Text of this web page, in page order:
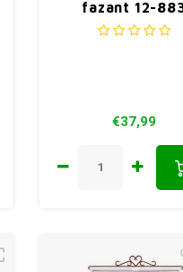
fazant 12-
€37,99